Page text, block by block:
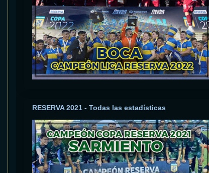
RESERVA 2021 - Todas las estadísticas